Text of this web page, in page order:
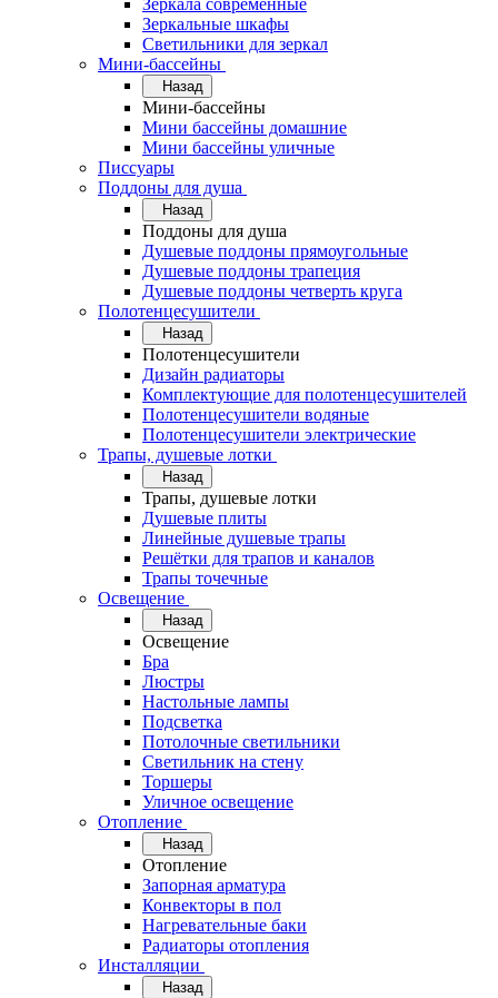
Зеркала современные
Зеркальные шкафы
Светильники для зеркал
Мини-бассейны
Назад
Мини-бассейны
Мини бассейны домашние
Мини бассейны уличные
Писсуары
Поддоны для душа
Назад
Поддоны для душа
Душевые поддоны прямоугольные
Душевые поддоны трапеция
Душевые поддоны четверть круга
Полотенцесушители
Назад
Полотенцесушители
Дизайн радиаторы
Комплектующие для полотенцесушителей
Полотенцесушители водяные
Полотенцесушители электрические
Трапы, душевые лотки
Назад
Трапы, душевые лотки
Душевые плиты
Линейные душевые трапы
Решётки для трапов и каналов
Трапы точечные
Освещение
Назад
Освещение
Бра
Люстры
Настольные лампы
Подсветка
Потолочные светильники
Светильник на стену
Торшеры
Уличное освещение
Отопление
Назад
Отопление
Запорная арматура
Конвекторы в пол
Нагревательные баки
Радиаторы отопления
Инсталляции
Назад